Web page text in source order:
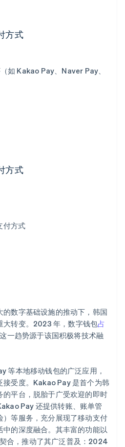
方式
如 Kakao Pay、Naver Pay、
方式
付方式
数字基础设施的推动下，韩国
大转变。2023 年，数字钱包占
一趋势源于该国积极将技术融
等本地移动钱包的广泛应用，
接受度。Kakao Pay 是首个为韩
的平台，脱胎于广受欢迎的即时
Pay 还提供转账、账单管
）等服务，充分展现了移动支付
的深度融合。其丰富的功能以
合，推动了其广泛普及：2024